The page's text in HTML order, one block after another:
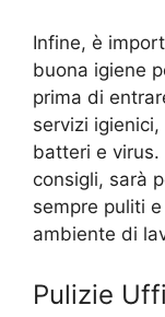
Infine, è
buona igiene
prima di
servizi
batteri e virus.
consigli, sarà
sempre puliti
ambiente di
Pulizie